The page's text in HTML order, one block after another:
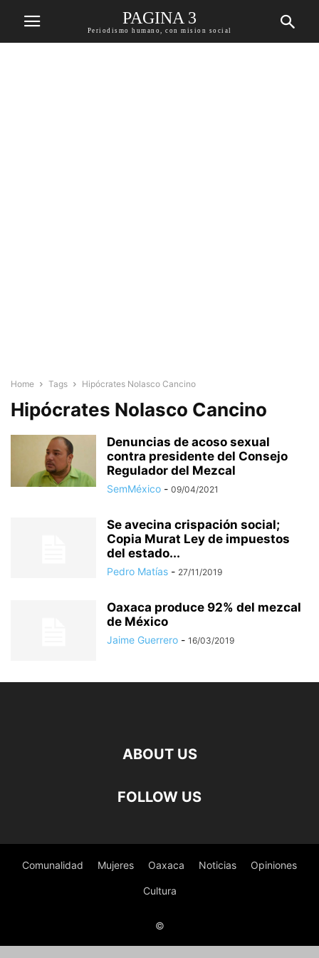
PAGINA 3
Periodismo humano, con mision social
Home Tags Hipócrates Nolasco Cancino
Hipócrates Nolasco Cancino
Denuncias de acoso sexual
contra presidente del Consejo
Regulador del Mezcal
SemMéxico - 09/04/2021
Se avecina crispación social;
Copia Murat Ley de impuestos
del estado...
Pedro Matías - 27/11/2019
Oaxaca produce 92% del mezcal
de México
Jaime Guerrero - 16/03/2019
ABOUT US
FOLLOW US
Comunalidad Mujeres Oaxaca Noticias Opiniones
Cultura
©